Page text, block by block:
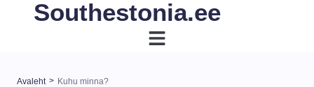
Southestonia.ee
Avaleht > Kuhu minna?